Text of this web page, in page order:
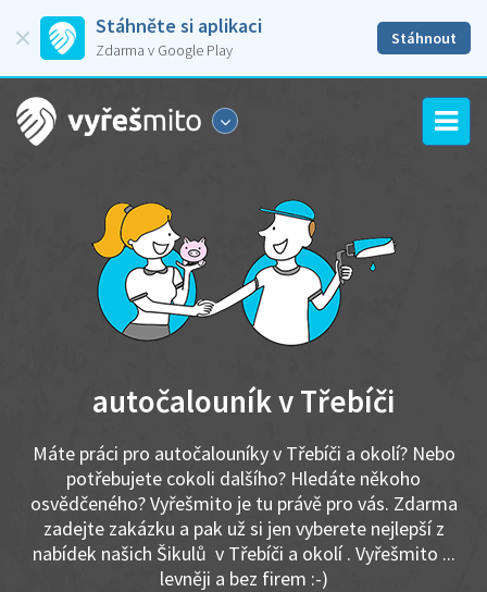
Stáhněte si aplikaci
Zdarma v Google Play
Stáhnout
autočalouník v Třebíči
Máte práci pro autočalouníky v Třebíči a okolí? Nebo
potřebujete cokoli dalšího? Hledáte někoho
osvědčeného? Vyřešmito je tu právě pro vás. Zdarma
zadejte zakázku a pak už si jen vyberete nejlepší z
nabídek našich Šikulů v Třebíči a okolí . Vyřešmito ...
levněji a bez firem :-)